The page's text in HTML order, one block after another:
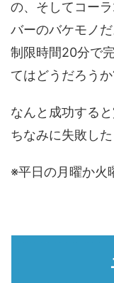
の、そしてコー
バーのバケモノだ
制限時間20分で
てはどうだろう
なんと成功する
ちなみに失敗し
※平日の月曜か火